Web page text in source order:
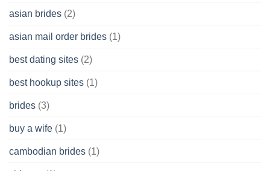
Wish
asian brides (2)
asian mail order brides (1)
best dating sites (2)
best hookup sites (1)
brides (3)
buy a wife (1)
cambodian brides (1)